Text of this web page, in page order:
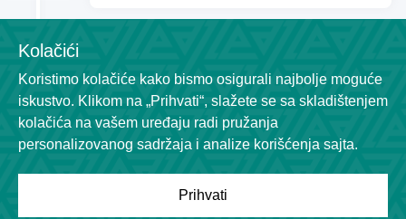
09:44
Star
Katić Nemanja pravi ličnu grešku
Ivić Radepogađa šut za dva
14-17
Kolačići
Koristimo kolačiće kako bismo osigurali najbolje moguće
iskustvo. Klikom na „Prihvati“, slažete se sa skladištenjem
kolačića na vašem uređaju radi pružanja
personalizovanog sadržaja i analize korišćenja sajta.
Prihvati